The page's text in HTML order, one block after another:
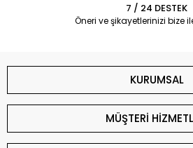
7 / 24 DESTEK
Öneri ve şikayetlerinizi bize
KURUMSAL
MÜŞTERİ